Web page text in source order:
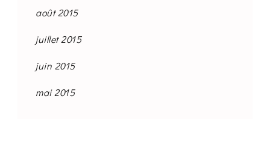
août 2015
juillet 2015
juin 2015
mai 2015